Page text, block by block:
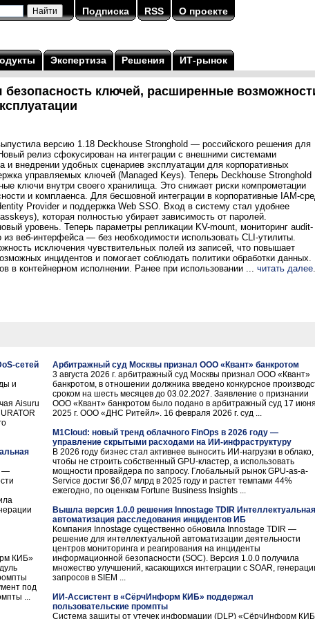
Подписка RSS О проекте
Экспертиза Решения ИТ-рынок
безопасность ключей, расширенные
версию 1.18 Deckhouse Stronghold — российского решения для
релиз сфокусирован на интеграции с внешними системами
внедрении удобных сценариев эксплуатации для корпоративных
управляемых ключей (Managed Keys). Теперь Deckhouse Stronghold
ключи внутри своего хранилища. Это снижает риски компрометации
и комплаенса. Для бесшовной интеграции в корпоративные IAM-
Provider и поддержка Web SSO. Вход в систему стал удобнее
которая полностью убирает зависимость от паролей.
уровень. Теперь параметры репликации KV-mount, мониторинг audit-
веб-интерфейса — без необходимости использовать CLI-утилиты.
исключения чувствительных полей из записей, что повышает
инцидентов и помогает соблюдать политики обработки данных.
в контейнерном исполнении. Ранее при использовании ... читать далее.
сетей
и
Aisuru
—
КИБ»
под
...
Арбитражный суд Москвы признал ООО «Квант» банкротом
3 августа 2026 г. арбитражный суд Москвы признал ООО «Квант»
банкротом, в отношении должника введено конкурсное
сроком на шесть месяцев до 03.02.2027. Заявление о признании
ООО «Квант» банкротом было подано в арбитражный суд 17 июня
2025 г. ООО «ДНС Ритейл». 16 февраля 2026 г. суд ...
M1Cloud: новый тренд облачного FinOps в 2026 году —
управление скрытыми расходами на ИИ-инфраструктуру
В 2026 году бизнес стал активнее выносить ИИ-нагрузки в облако,
чтобы не строить собственный GPU-кластер, а использовать
мощности провайдера по запросу. Глобальный рынок GPU-as-a-
Service достиг $6,07 млрд в 2025 году и растет темпами 44%
ежегодно, по оценкам Fortune Business Insights ...
Вышла версия 1.0.0 решения Innostage TDIR Интеллектуальная
автоматизация расследования инцидентов ИБ
Компания Innostage существенно обновила Innostage TDIR —
решение для интеллектуальной автоматизации деятельности
центров мониторинга и реагирования на инциденты
информационной безопасности (SOC). Версия 1.0.0 получила
множество улучшений, касающихся интеграции с SOAR,
запросов в SIEM ...
ИИ-Ассистент в «СёрчИнформ КИБ» поддержал
пользовательские промпты
Система защиты от утечек информации (DLP) «СёрчИнформ